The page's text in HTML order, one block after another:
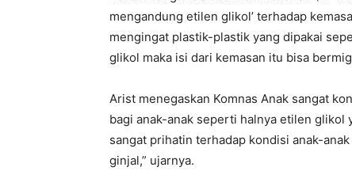
mengandung etilen glikol’ terhadap
mengingat plastik-plastik yang dipakai
glikol maka isi dari kemasan itu bisa
Arist menegaskan Komnas Anak sangat
bagi anak-anak seperti halnya etilen glikol
sangat prihatin terhadap kondisi anak-
ginjal,” ujarnya.